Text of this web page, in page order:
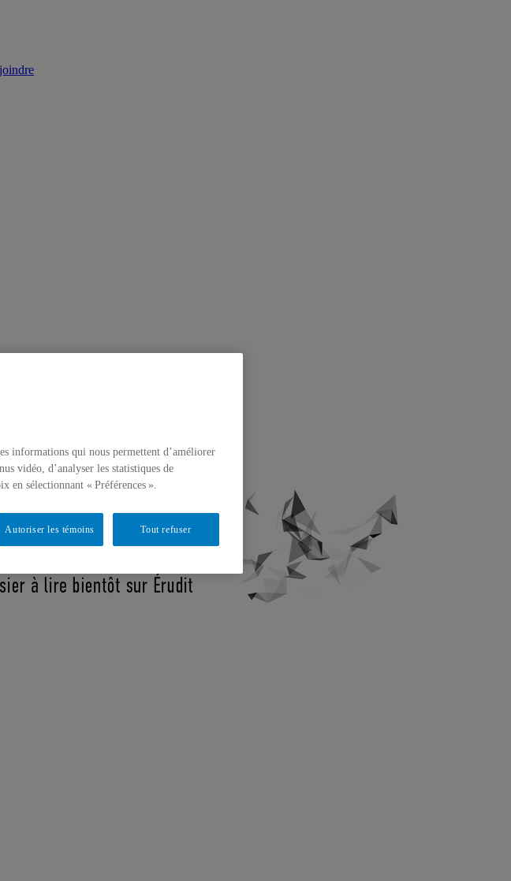
informations qui nous permettent d’améliorer
vidéo, d’analyser les statistiques de
en sélectionnant « Préférences ».
Tout refuser
Autoriser les témoins